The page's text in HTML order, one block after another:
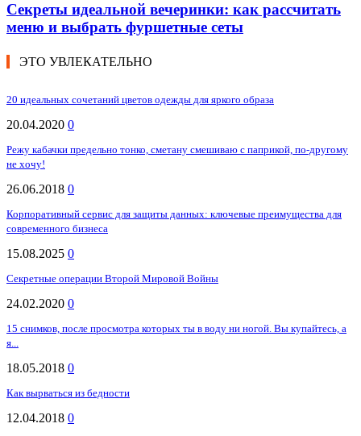
Секреты идеальной вечеринки: как рассчитать
меню и выбрать фуршетные сеты
ЭТО УВЛЕКАТЕЛЬНО
20 идеальных сочетаний цветов одежды для яркого образа
20.04.2020 0
Режу кабачки предельно тонко, сметану смешиваю с паприкой, по-другому
не хочу!
26.06.2018 0
Корпоративный сервис для защиты данных: ключевые преимущества для
современного бизнеса
15.08.2025 0
Секретные операции Второй Мировой Войны
24.02.2020 0
15 снимков, после просмотра которых ты в воду ни ногой. Вы купайтесь, а
я...
18.05.2018 0
Как вырваться из бедности
12.04.2018 0